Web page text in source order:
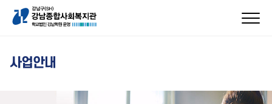
사업안내